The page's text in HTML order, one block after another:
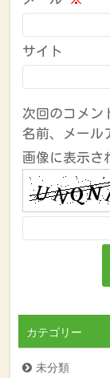
サイト
次回のコメン
名前、メール
画像に表示さ
カテゴリー
未分類